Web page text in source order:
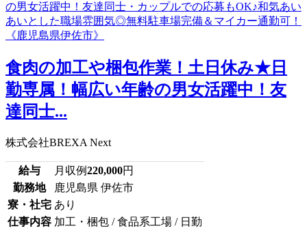
食肉の加工や梱包作業！土日休み★日
勤専属！幅広い年齢の男女活躍中！友
達同士...
株式会社BREXA Next
給与 月収例220,000円
勤務地
鹿児島県 伊佐市
寮・社宅 あり
仕事内容 加工・梱包 / 食品系工場 / 日勤